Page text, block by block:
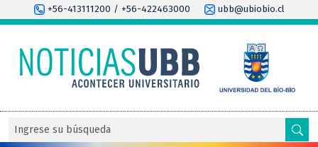
+56-413111200 / +56-422463000 ubb@ubiobio.cl